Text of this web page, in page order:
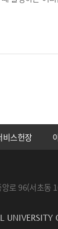
비스헌장
로 96(서초동